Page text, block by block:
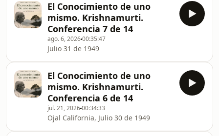
El Conocimiento de uno
mismo. Krishnamurti.
Conferencia 7 de 14
ago. 6, 202600:35:47
Julio 31 de 1949
El Conocimiento de uno
mismo. Krishnamurti.
Conferencia 6 de 14
jul. 21, 202600:34:33
Ojal California, Julio 30 de 1949